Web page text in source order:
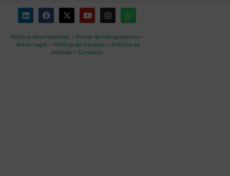
Política de privacidad – Portal de transparencia–
Aviso Legal – Política de Cookies – Política de
enlaces – Contacto